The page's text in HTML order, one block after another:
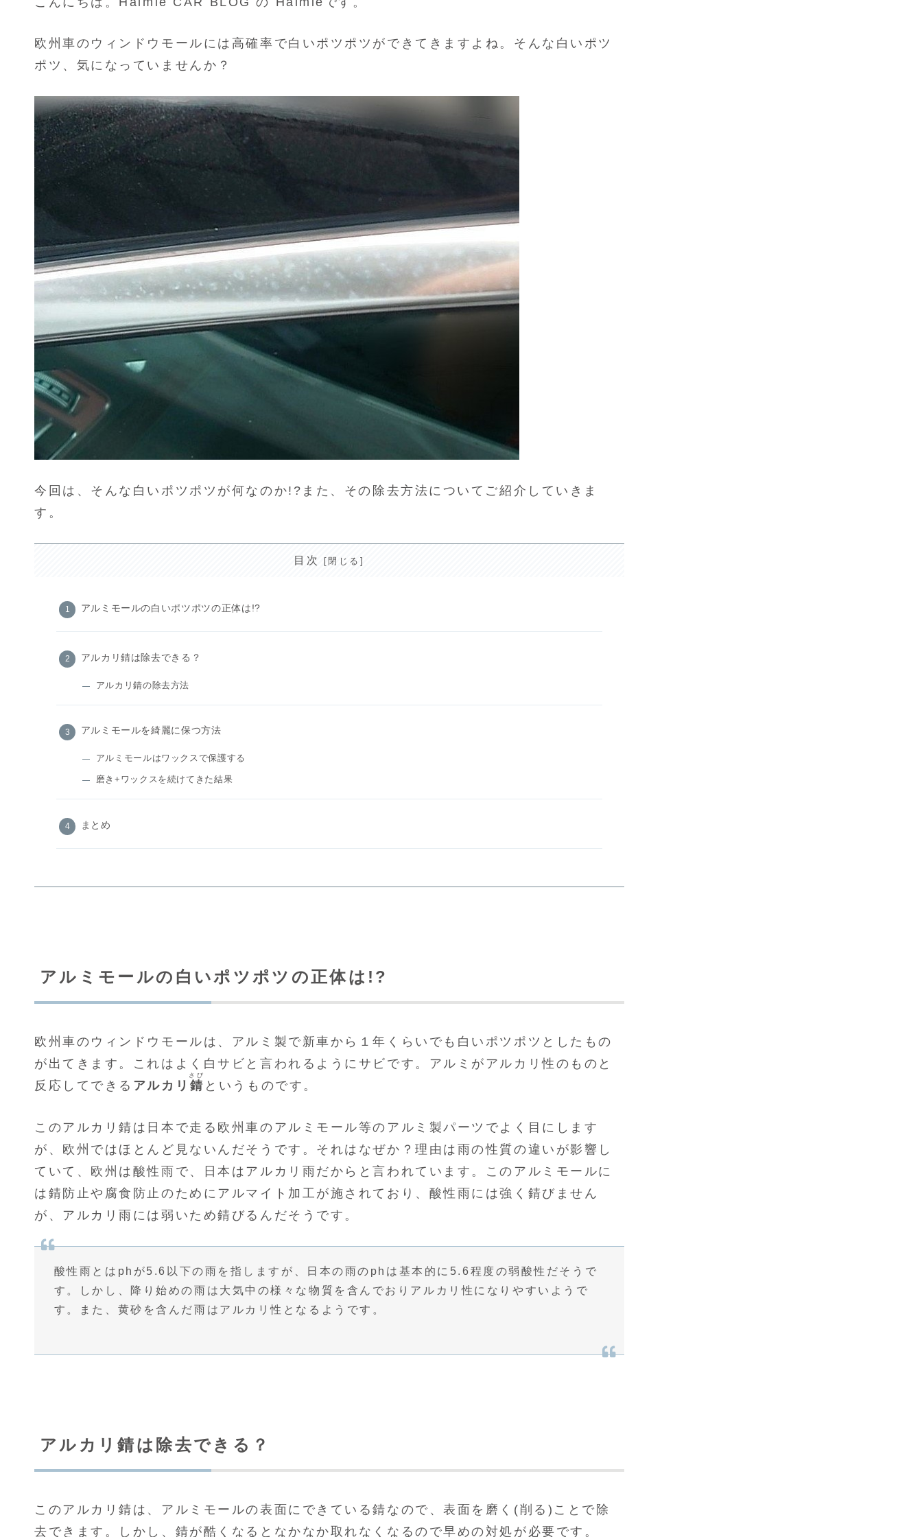
欧州車のウィンドウモールには高確率で白いポツポツができてきますよね。そんな白いポツ
ポツ、気になっていませんか？
今回は、そんな白いポツポツが何なのか!?また、その除去方法についてご紹介していきま
す。
目次
アルミモールの白いポツポツの正体は!?
アルカリ錆は除去できる？
アルカリ錆の除去方法
アルミモールを綺麗に保つ方法
アルミモールはワックスで保護する
磨き+ワックスを続けてきた結果
まとめ
アルミモールの白いポツポツの正体は!?
欧州車のウィンドウモールは、アルミ製で新車から１年くらいでも白いポツポツとしたもの
が出てきます。これはよく白サビと言われるようにサビです。アルミがアルカリ性のものと
反応してできる アルカリ 錆
さび
というものです。
このアルカリ錆は日本で走る欧州車のアルミモール等のアルミ製パーツでよく目にします
が、欧州ではほとんど見ないんだそうです。それはなぜか？理由は雨の性質の違いが影響し
ていて、欧州は酸性雨で、日本はアルカリ雨だからと言われています。このアルミモールに
は錆防止や腐食防止のためにアルマイト加工が施されており、酸性雨には強く錆びません
が、アルカリ雨には弱いため錆びるんだそうです。
酸性雨とはphが5.6以下の雨を指しますが、日本の雨のphは基本的に5.6程度の弱酸性だそうで
す。しかし、降り始めの雨は大気中の様々な物質を含んでおりアルカリ性になりやすいようで
す。また、黄砂を含んだ雨はアルカリ性となるようです。
アルカリ錆は除去できる？
このアルカリ錆は、アルミモールの表面にできている錆なので、表面を磨く(削る)ことで除
去できます。しかし、錆が酷くなるとなかなか取れなくなるので早めの対処が必要です。